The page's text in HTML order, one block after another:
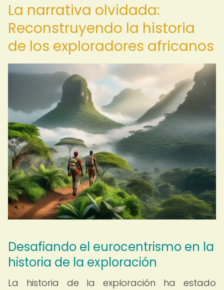
La narrativa olvidada:
Reconstruyendo la historia
de los exploradores africanos
Desafiando el eurocentrismo en la
historia de la exploración
La historia de la exploración ha estado